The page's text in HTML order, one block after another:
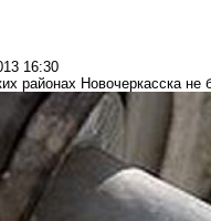
16:30
районах Новочеркасска не